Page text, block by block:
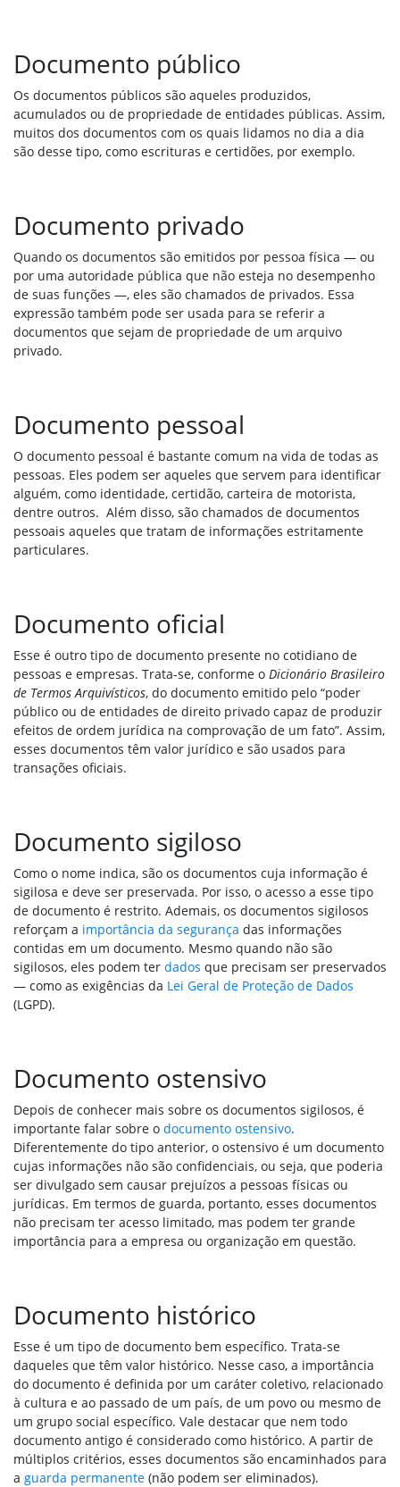
Documento público
Os documentos públicos são aqueles produzidos,
acumulados ou de propriedade de entidades públicas. Assim,
muitos dos documentos com os quais lidamos no dia a dia
são desse tipo, como escrituras e certidões, por exemplo.
Documento privado
Quando os documentos são emitidos por pessoa física — ou
por uma autoridade pública que não esteja no desempenho
de suas funções —, eles são chamados de privados. Essa
expressão também pode ser usada para se referir a
documentos que sejam de propriedade de um arquivo
privado.
Documento pessoal
O documento pessoal é bastante comum na vida de todas as
pessoas. Eles podem ser aqueles que servem para identificar
alguém, como identidade, certidão, carteira de motorista,
dentre outros. Além disso, são chamados de documentos
pessoais aqueles que tratam de informações estritamente
particulares.
Documento oficial
Esse é outro tipo de documento presente no cotidiano de
pessoas e empresas. Trata-se, conforme o Dicionário Brasileiro
de Termos Arquivísticos, do documento emitido pelo “poder
público ou de entidades de direito privado capaz de produzir
efeitos de ordem jurídica na comprovação de um fato”. Assim,
esses documentos têm valor jurídico e são usados para
transações oficiais.
Documento sigiloso
Como o nome indica, são os documentos cuja informação é
sigilosa e deve ser preservada. Por isso, o acesso a esse tipo
de documento é restrito. Ademais, os documentos sigilosos
reforçam a importância da segurança das informações
contidas em um documento. Mesmo quando não são
sigilosos, eles podem ter dados que precisam ser preservados
— como as exigências da Lei Geral de Proteção de Dados
(LGPD).
Documento ostensivo
Depois de conhecer mais sobre os documentos sigilosos, é
importante falar sobre o documento ostensivo.
Diferentemente do tipo anterior, o ostensivo é um documento
cujas informações não são confidenciais, ou seja, que poderia
ser divulgado sem causar prejuízos a pessoas físicas ou
jurídicas. Em termos de guarda, portanto, esses documentos
não precisam ter acesso limitado, mas podem ter grande
importância para a empresa ou organização em questão.
Documento histórico
Esse é um tipo de documento bem específico. Trata-se
daqueles que têm valor histórico. Nesse caso, a importância
do documento é definida por um caráter coletivo, relacionado
à cultura e ao passado de um país, de um povo ou mesmo de
um grupo social específico. Vale destacar que nem todo
documento antigo é considerado como histórico. A partir de
múltiplos critérios, esses documentos são encaminhados para
a guarda permanente (não podem ser eliminados).